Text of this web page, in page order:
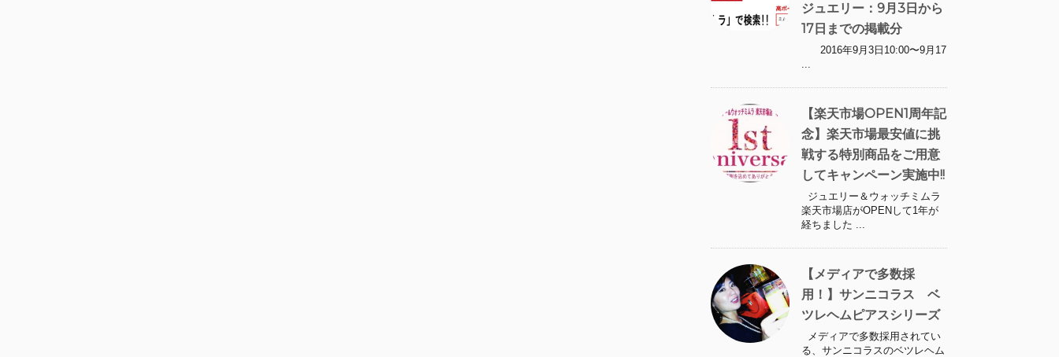
ジュエリー：9月3日から
17日までの掲載分
2016年9月3日10:00〜9月17
...
【楽天市場OPEN1周年記
念】楽天市場最安値に挑
戦する特別商品をご用意
してキャンペーン実施中!!
ジュエリー＆ウォッチミムラ
楽天市場店がOPENして1年が
経ちました ...
【メディアで多数採
用！】サンニコラス ベ
ツレヘムピアスシリーズ
メディアで多数採用されてい
る、サンニコラスのベツレヘム